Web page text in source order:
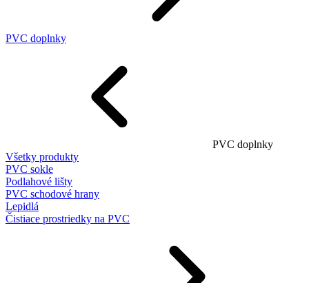
PVC doplnky
PVC doplnky
Všetky produkty
PVC sokle
Podlahové lišty
PVC schodové hrany
Lepidlá
Čistiace prostriedky na PVC